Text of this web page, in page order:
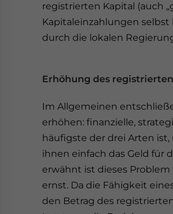
registrierten Kapital (auch
Kapitaleinzahlungen
durch die lokalen
Erhöhung des
Im Allgemeinen
erhöhen: finanzielle,
häufigste der drei Arten
ihnen einfach das Geld für
erwähnt ist dieses
ernst. Da die Fähigkeit
den Betrag des